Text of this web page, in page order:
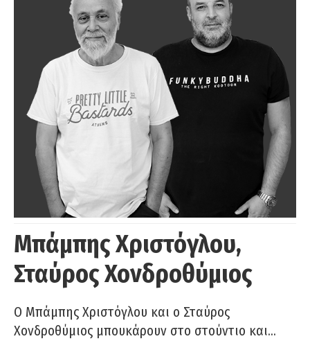
Μπάμπης Χριστόγλου,
Σταύρος Χονδροθύμιος
O Μπάμπης Χριστόγλου και ο Σταύρος
Χονδροθύμιος μπουκάρουν στο στούντιο και…